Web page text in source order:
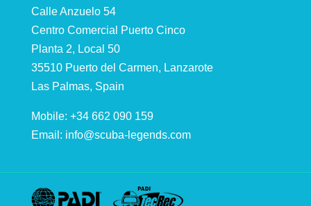
Calle Anzuelo 54
Centro Comercial Puerto Cinco
Planta 2, Local 50
35510 Puerto del Carmen, Lanzarote
Las Palmas, Spain
Mobile: +34 662 090 159
Email: info@scuba-legends.com